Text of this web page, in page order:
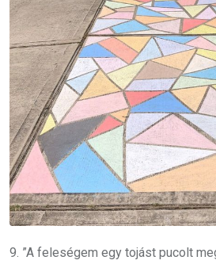
9. ”A feleségem egy tojást pucolt